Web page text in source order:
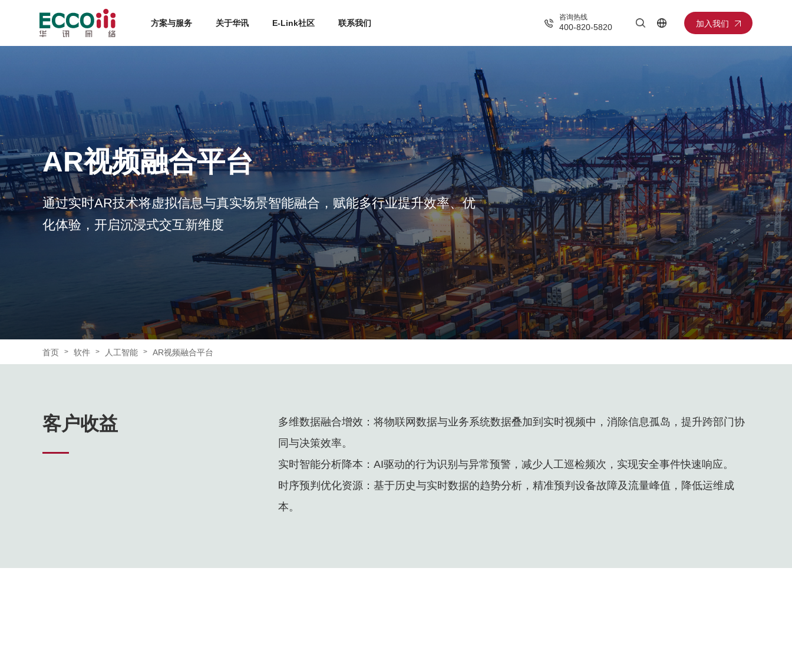
方案与服务 关于华讯 E-Link社区 联系我们
咨询热线
400-820-5820 加入我们
AR视频融合平台
通过实时AR技术将虚拟信息与真实场景智能融合，赋能多行业提升效率、优
化体验，开启沉浸式交互新维度
首页 > 软件 > 人工智能 > AR视频融合平台
客户收益
多维数据融合增效：将物联网数据与业务系统数据叠加到实时视频中，消除信息孤岛，提升跨部门协
同与决策效率。
实时智能分析降本：AI驱动的行为识别与异常预警，减少人工巡检频次，实现安全事件快速响应。
时序预判优化资源：基于历史与实时数据的趋势分析，精准预判设备故障及流量峰值，降低运维成
本。